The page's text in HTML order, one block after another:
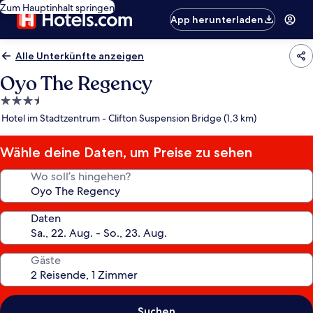
Zum Hauptinhalt springen
App herunterladen
Alle Unterkünfte anzeigen
Oyo The Regency
3.5-
Sterne-
Hotel im Stadtzentrum - Clifton Suspension Bridge (1,3 km)
Wähle deine Daten, um Preise zu sehen
Wo soll’s hingehen?
Daten
Gäste